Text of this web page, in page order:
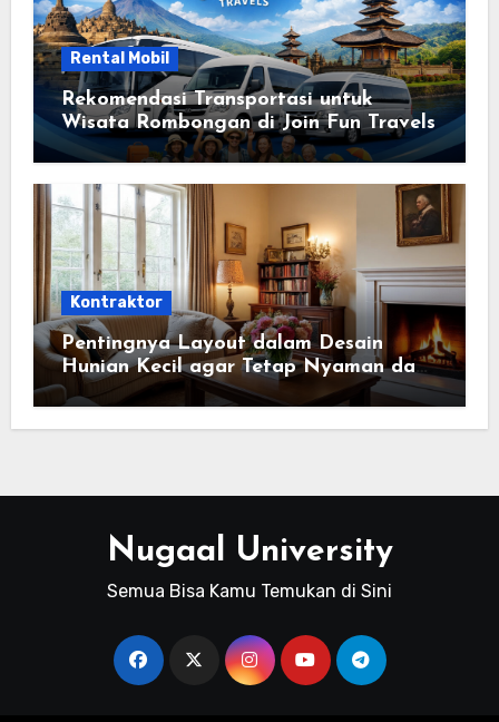
Rental Mobil
Rekomendasi Transportasi untuk
Wisata Rombongan di Join Fun Travels
Kontraktor
Pentingnya Layout dalam Desain
Hunian Kecil agar Tetap Nyaman dan
Fungsional
Nugaal University
Semua Bisa Kamu Temukan di Sini